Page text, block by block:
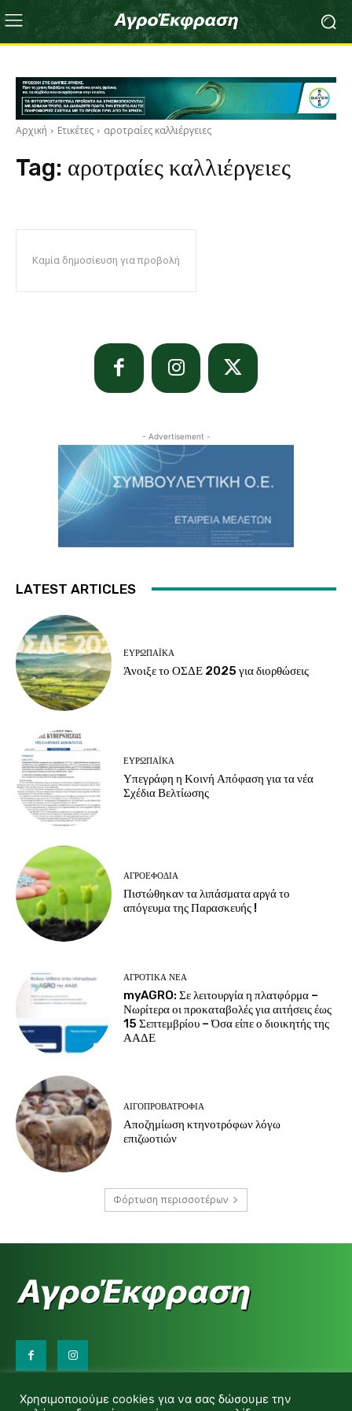
Αρχική Ετικέτες αροτραίες καλλιέργειες
Tag: αροτραίες καλλιέργειες
Καμία δημοσίευση για προβολή
- Advertisement -
LATEST ARTICLES
ΕΥΡΩΠΑΪΚΆ
Άνοιξε το ΟΣΔΕ 2025 για διορθώσεις
ΕΥΡΩΠΑΪΚΆ
Υπεγράφη η Κοινή Απόφαση για τα νέα
Σχέδια Βελτίωσης
ΑΓΡΟΕΦΌΔΙΑ
Πιστώθηκαν τα λιπάσματα αργά το
απόγευμα της Παρασκευής !
ΑΓΡΟΤΙΚΆ ΝΈΑ
myAGRO: Σε λειτουργία η πλατφόρμα –
Νωρίτερα οι προκαταβολές για αιτήσεις έως
15 Σεπτεμβρίου – Όσα είπε ο διοικητής της
ΑΑΔΕ
ΑΙΓΟΠΡΟΒΑΤΡΟΦΊΑ
Αποζημίωση κτηνοτρόφων λόγω
επιζωοτιών
Φόρτωση περισσοτέρων
d.makas@yahoo.gr
Χρησιμοποιούμε cookies για να σας δώσουμε την